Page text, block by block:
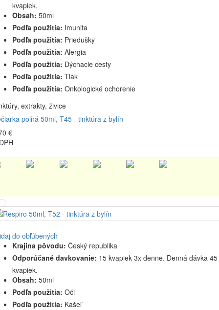
kvapiek.
Obsah: 50ml
Podľa použitia: Imunita
Podľa použitia: Priedušky
Podľa použitia: Alergia
Podľa použitia: Dýchacie cesty
Podľa použitia: Tlak
Podľa použitia: Onkologické ochorenie
extrakty, živice
poľná 50ml, T45 - tinktúra z bylín
€
do obľúbených
Krajina pôvodu: Český republika
Odporúčané davkovanie: 15 kvapiek 3x denne. Denná dávka 45
kvapiek.
Obsah: 50ml
Podľa použitia: Oči
Podľa použitia: Kašeľ